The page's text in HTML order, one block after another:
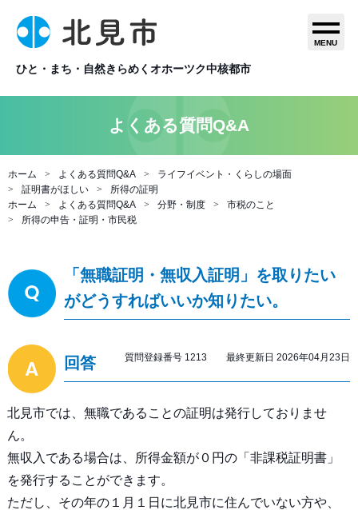
ひと・まち・自然きらめくオホーツク中核都市
MENU
よくある質問Q&A
ホーム よくある質問Q&A
ライフイベント・くらしの場面
証明書がほしい
所得の証明
ホーム
よくある質問Q&A 分野・制度
市税のこと
所得の申告・証明・市民税
「無職証明・無収入証明」を取りたい
がどうすればいいか知りたい。
回答 質問登録番号 1213 最終更新日 2026年04月23日
北見市では、無職であることの証明は発行しておりませ
ん。
無収入である場合は、所得金額が０円の「非課税証明書」
を発行することができます。
ただし、その年の１月１日に北見市に住んでいない方や、